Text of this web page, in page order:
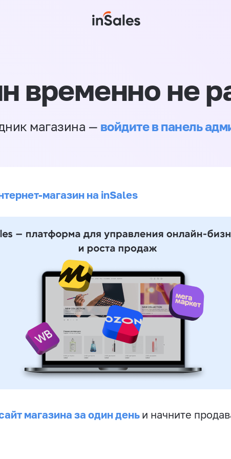
временно не
магазина — войдите в панель
магазин на inSales
магазина за один день и начните